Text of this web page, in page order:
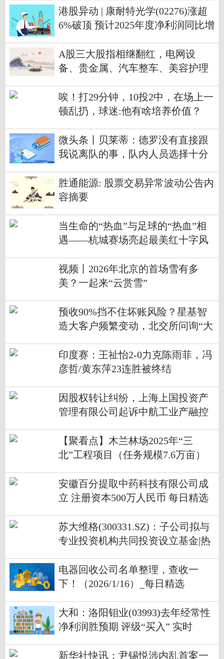
港股异动 | 康耐特光学(02276)涨超
6%破顶 预计2025年度净利润同比增
A股三大股指相继翻红，电网设
备、贵金属、汽车整车、美容护理
近2700只
唉！打29分钟，10投2中，在场上一
顿乱扔，球迷:他有啥培养价值？
微头条丨贝莱蒂：德罗没有直接跟
我说离队的事，队内人员选择十分
胜通能源: 股票交易异常波动公告内
容摘要
当生命的“热血”与足球的“热血”相
遇——杭城赛场亮起最美红十字风
视频丨2026年北京的首场雪有多
美？一起来“云赏雪”
预收90%挡不住坏账风险？星基智
造大客户频繁变动，北交所问询“大
印度赛：王祉怡2-0力克陈雨菲，冯
彦哲/黄东萍23连胜被终结
因股权转让纠纷，上海上国投资产
管理有限公司起诉中航工业产融控
【聚看点】木兰林场2025年“三
北”工程项目（任务规模7.6万亩）
安徽百分提取中药科技有限公司成
立 注册资本500万人民币 每日精选
苏大维格(300331.SZ)：子公司拟与
专业投资机构共同投资设立基金|热
电器回收公司名单整理，查收一
下！（2026/1/16）_每日精选
大和：洛阳钼业(03993)去年经常性
净利润胜预期 评级“买入” 实时
新华社快讯：尹锡悦涉内乱首案一